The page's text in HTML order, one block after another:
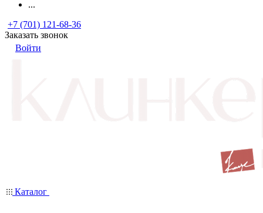
...
+7 (701) 121-68-36
Заказать звонок
Войти
Каталог